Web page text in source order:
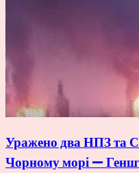
Уражено два НПЗ та
Чорному морі —